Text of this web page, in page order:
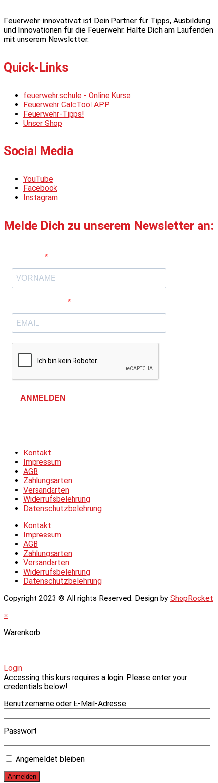
Feuerwehr-innovativ.at ist Dein Partner für Tipps, Ausbildung
und Innovationen für die Feuerwehr. Halte Dich am Laufenden
mit unserem Newsletter.
Quick-Links
feuerwehr.schule - Online Kurse
Feuerwehr CalcTool APP
Feuerwehr-Tipps!
Unser Shop
Social Media
YouTube
Facebook
Instagram
Melde Dich zu unserem Newsletter an:
ANMELDEN
Kontakt
Impressum
AGB
Zahlungsarten
Versandarten
Widerrufsbelehrung
Datenschutzbelehrung
Kontakt
Impressum
AGB
Zahlungsarten
Versandarten
Widerrufsbelehrung
Datenschutzbelehrung
Copyright 2023 © All rights Reserved. Design by ShopRocket
×
Warenkorb
Login
Accessing this kurs requires a login. Please enter your
credentials below!
Benutzername oder E-Mail-Adresse
Passwort
Angemeldet bleiben